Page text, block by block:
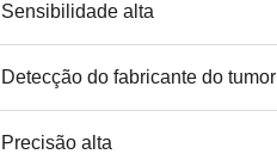
Sensibilidade alta
Detecção do fabricante do tumor
Precisão alta